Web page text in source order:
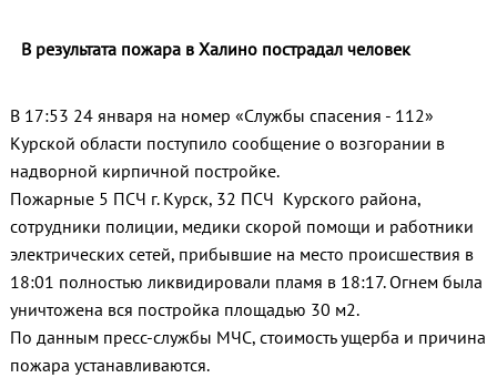
В результата пожара в Халино пострадал человек
В 17:53 24 января на номер «Службы спасения - 112»
Курской области поступило сообщение о возгорании в
надворной кирпичной постройке.
Пожарные 5 ПСЧ г. Курск, 32 ПСЧ Курского района,
сотрудники полиции, медики скорой помощи и работники
электрических сетей, прибывшие на место происшествия в
18:01 полностью ликвидировали пламя в 18:17. Огнем была
уничтожена вся постройка площадью 30 м2.
По данным пресс-службы МЧС, стоимость ущерба и причина
пожара устанавливаются.